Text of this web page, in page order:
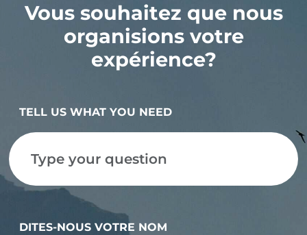
Vous souhaitez que nous
organisions votre
expérience?
TELL US WHAT YOU NEED
DITES-NOUS VOTRE NOM